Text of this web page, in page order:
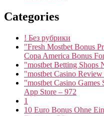
Categories
! Без рубрики
"Fresh Mostbet Bonus
Copa America Bonus
"mostbet Betting Shops
"mostbet Casino
"‎mostbet Casino
App Store – 972
1
10 Euro Bonus Ohne